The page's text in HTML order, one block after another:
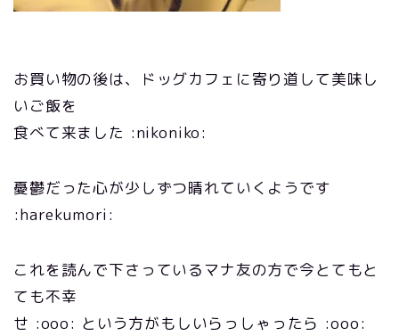
お買い物の後は、ドッグカフェに寄り道して美味し
いご飯を
食べて来ました :nikoniko:
憂鬱だった心が少しずつ晴れていくようです
:harekumori:
これを読んで下さっているマナ友の方で今とてもと
ても不幸
せ :ooo: という方がもしいらっしゃったら :ooo: